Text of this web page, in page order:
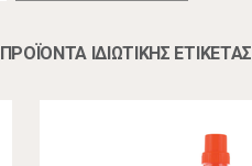
ΠΡΟΪΟΝΤΑ ΙΔΙΩΤΙΚΗΣ ΕΤΙΚΕΤΑΣ